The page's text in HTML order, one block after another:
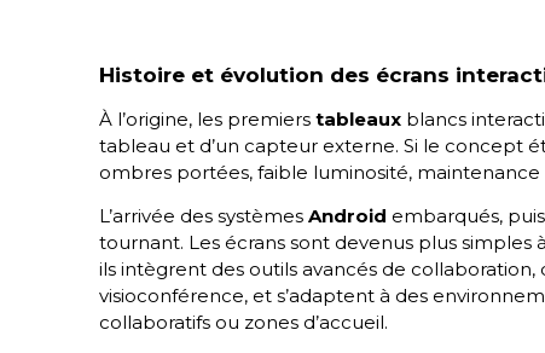
Histoire et évolution des écrans
À l’origine, les premiers tableaux blancs
tableau et d’un capteur externe. Si le concept
ombres portées, faible luminosité, maintenance
L’arrivée des systèmes Android embarqués,
tournant. Les écrans sont devenus plus simples
ils intègrent des outils avancés de collaboration,
visioconférence, et s’adaptent à des
collaboratifs ou zones d’accueil.